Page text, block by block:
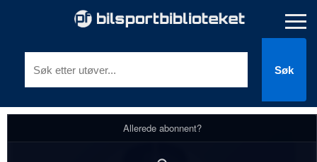
Søk
Allerede abonnent?